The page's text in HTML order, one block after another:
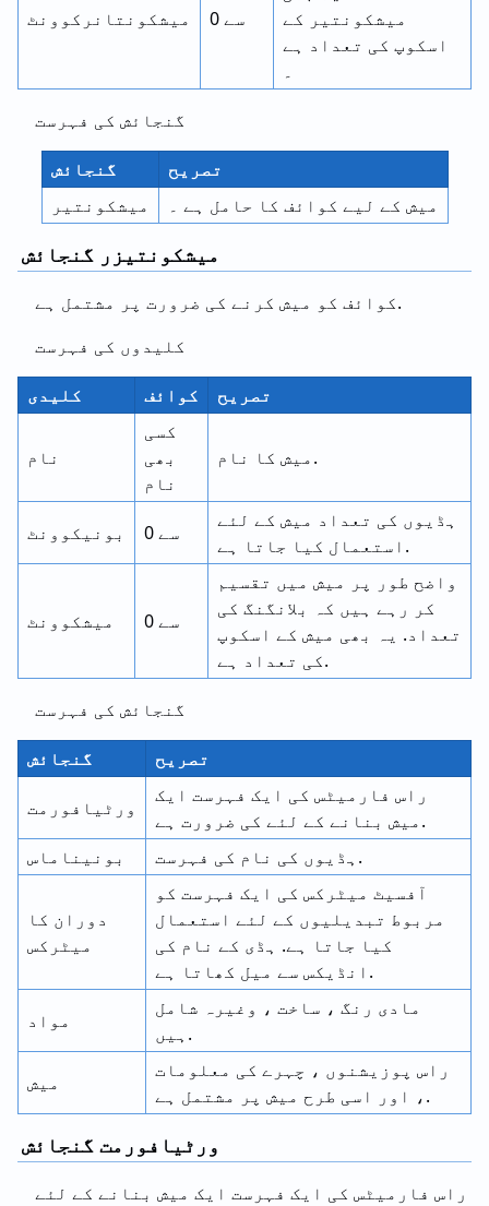
میشکونتانرکوونٹ 0 سے
میشکونتیر کے
اسکوپ کی تعداد ہے
۔
گنجائش کی فہرست
گنجائش
تصریح
میشکونتیر
میش کے لیے کوائف کا حامل ہے ۔
میشکونتیزر گنجائش
کوائف کو میش کرنے کی ضرورت پر مشتمل ہے.
کلیدوں کی فہرست
کلیدی کوائف تصریح
نام
کسی
بھی
نام
میش کا نام.
بونیکوونٹ 0 سے
ہڈیوں کی تعداد میش کے لئے
استعمال کیا جاتا ہے.
میشکوونٹ 0 سے
واضح طور پر میش میں تقسیم
کر رہے ہیں کہ بلانگنگ کی
تعداد. یہ بھی میش کے اسکوپ
کی تعداد ہے.
گنجائش کی فہرست
گنجائش تصریح
ورٹیافورمت
راس فارمیٹس کی ایک فہرست ایک
میش بنانے کے لئے کی ضرورت ہے.
بونیناماس
ہڈیوں کی نام کی فہرست.
دوران کا
میٹرکس
آفسیٹ میٹرکس کی ایک فہرست کو
مربوط تبدیلیوں کے لئے استعمال
کیا جاتا ہے. ہڈی کے نام کی
انڈیکس سے میل کھاتا ہے.
مواد
مادی رنگ ، ساخت ، وغیرہ شامل
ہیں.
میش
راس پوزیشنوں ، چہرے کی معلومات
، اور اسی طرح میش پر مشتمل ہے.
ورٹیافورمت گنجائش
راس فارمیٹس کی ایک فہرست ایک میش بنانے کے لئے